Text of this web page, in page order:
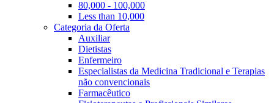
80,000 - 100,000
Less than 10,000
Categoria da Oferta
Auxiliar
Dietistas
Enfermeiro
Especialistas da Medicina Tradicional e Terapias
não convencionais
Farmacêutico